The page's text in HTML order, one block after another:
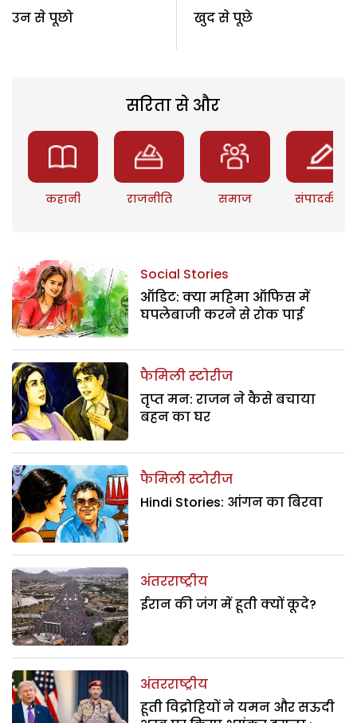
उन से पूछो
खुद से पूछे
सरिता से और
कहानी राजनीति समाज संपादकीय
Social Stories
ऑडिट: क्या महिमा ऑफिस में
घपलेबाजी करने से रोक पाई
फैमिली स्टोरीज
तृप्त मन: राजन ने कैसे बचाया
बहन का घर
फैमिली स्टोरीज
Hindi Stories: आंगन का बिरवा
अंतरराष्ट्रीय
ईरान की जंग में हूती क्यों कूदे?
अंतरराष्ट्रीय
हूती विद्रोहियों ने यमन और सऊदी